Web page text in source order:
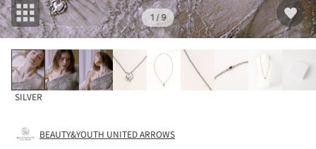
1 / 9
SILVER
BEAUTY&YOUTH UNITED ARROWS